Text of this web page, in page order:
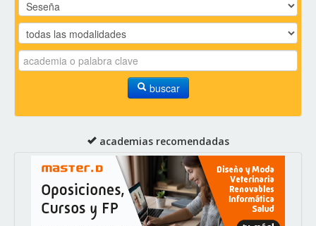
buscar
academias recomendadas